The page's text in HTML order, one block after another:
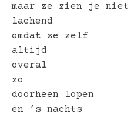
maar ze zien je niet
lachend
omdat ze zelf
altijd
overal
zo
doorheen lopen
en ’s nachts